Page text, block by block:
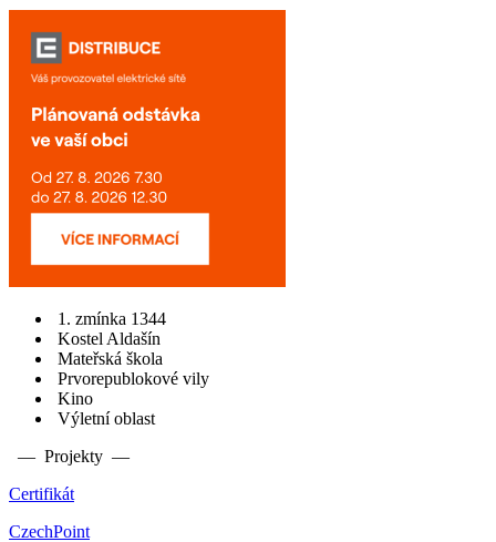
1. zmínka 1344
Kostel Aldašín
Mateřská škola
Prvorepublokové vily
Kino
Výletní oblast
— Projekty —
Certifikát
CzechPoint